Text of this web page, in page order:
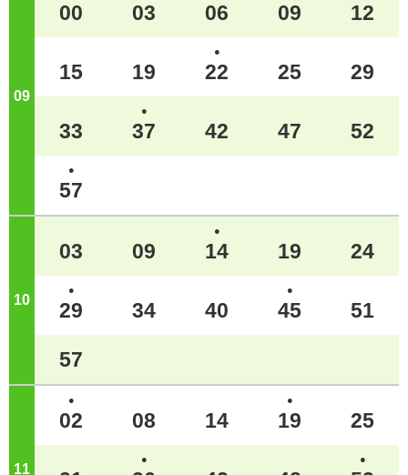
09 ジ
00 03 06 09 12
15 19
●
22 25 29
33
●
37 42 47 52
●
57
10
03 09
●
14 19 24
●
29 34 40
●
45 51
57
11
●
02 08 14
●
19 25
● ●